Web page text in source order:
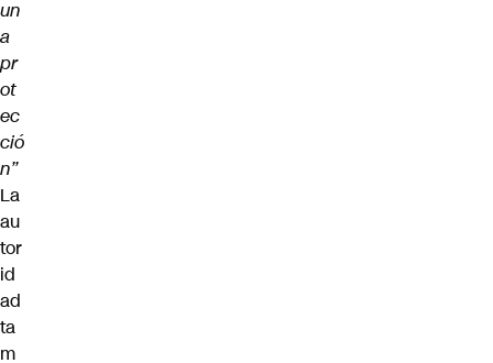
un
a
pr
ot
ec
ció
n”
La
au
tor
id
ad
ta
m